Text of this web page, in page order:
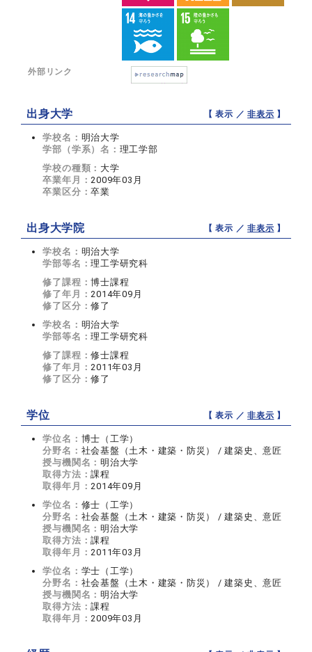
外部リンク
出身大学 【 表示 ／非表示 】
学校名： 明治大学
学部（学系）名： 理工学部
学校の種類： 大学
卒業年月：2009年03月
卒業区分：卒業
出身大学院 【 表示 ／非表示 】
学校名： 明治大学
学部等名：理工学研究科
修了課程：博士課程
修了年月：2014年09月
修了区分：修了
学校名： 明治大学
学部等名：理工学研究科
修了課程：修士課程
修了年月：2011年03月
修了区分：修了
学位 【 表示 ／非表示 】
学位名： 博士（工学）
分野名： 社会基盤（土木・建築・防災） / 建築史、意匠
授与機関名：明治大学
取得方法：課程
取得年月：2014年09月
学位名： 修士（工学）
分野名： 社会基盤（土木・建築・防災） / 建築史、意匠
授与機関名：明治大学
取得方法：課程
取得年月：2011年03月
学位名： 学士（工学）
分野名： 社会基盤（土木・建築・防災） / 建築史、意匠
授与機関名：明治大学
取得方法：課程
取得年月：2009年03月